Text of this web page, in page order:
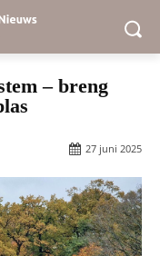
– breng
27 juni 2025